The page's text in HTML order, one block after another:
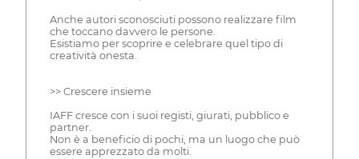
Anche autori sconosciuti possono realizzare film
che toccano davvero le persone.
Esistiamo per scoprire e celebrare quel tipo di
creatività onesta.
>> Crescere insieme
IAFF cresce con i suoi registi, giurati, pubblico e
partner.
Non è a beneficio di pochi, ma un luogo che può
essere apprezzato da molti.